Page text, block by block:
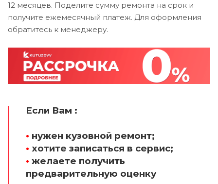
12 месяцев. Поделите сумму ремонта на срок и
получите ежемесячный платеж. Для оформления
обратитесь к менеджеру.
Если Вам :
• нужен кузовной ремонт;
• хотите записаться в сервис;
• желаете получить
предварительную оценку